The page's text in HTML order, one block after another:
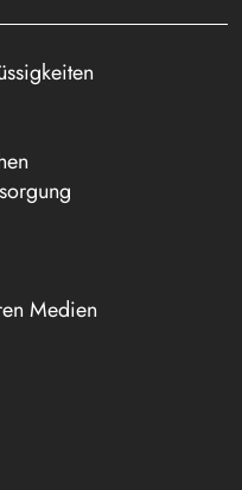
Medien